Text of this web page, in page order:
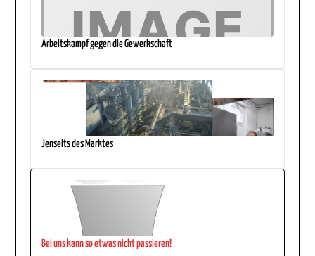
Arbeitskampf gegen die Gewerkschaft
Jenseits des Marktes
Bei uns kann so etwas nicht passieren!